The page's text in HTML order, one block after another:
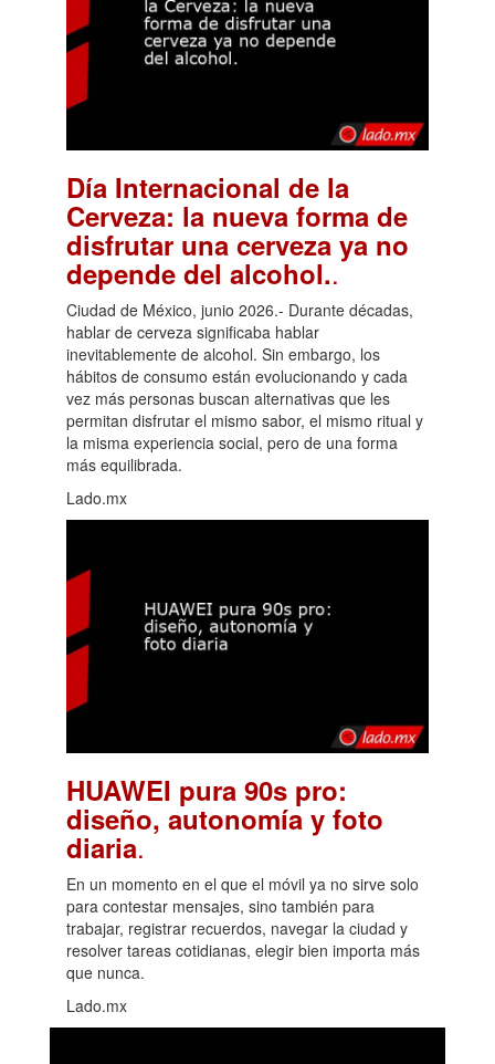
Día Internacional de la
Cerveza: la nueva forma de
disfrutar una cerveza ya no
depende del alcohol..
Ciudad de México, junio 2026.- Durante décadas,
hablar de cerveza significaba hablar
inevitablemente de alcohol. Sin embargo, los
hábitos de consumo están evolucionando y cada
vez más personas buscan alternativas que les
permitan disfrutar el mismo sabor, el mismo ritual y
la misma experiencia social, pero de una forma
más equilibrada.
Lado.mx
HUAWEI pura 90s pro:
diseño, autonomía y foto
diaria.
En un momento en el que el móvil ya no sirve solo
para contestar mensajes, sino también para
trabajar, registrar recuerdos, navegar la ciudad y
resolver tareas cotidianas, elegir bien importa más
que nunca.
Lado.mx